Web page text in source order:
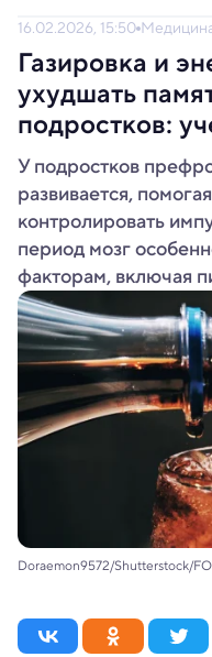
16.02.2026, 15:50
Газировка и
ухудшать
подростков:
У подростков
развивается,
контролировать
период мозг
факторам, включая
Doraemon9572/Shutterstock/